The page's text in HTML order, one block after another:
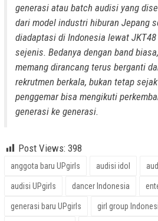
generasi atau batch audisi yang
dari model industri hiburan Jepang
diadaptasi di Indonesia lewat
sejenis. Bedanya dengan band
memang dirancang terus berganti
rekrutmen berkala, bukan tetap
penggemar bisa mengikuti
generasi ke generasi.
Post Views: 398
anggota baru UPgirls audisi idol
audisi UPgirls dancer Indonesia
generasi baru UPgirls girl group